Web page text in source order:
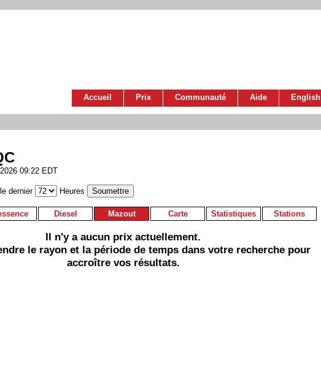
Accueil Prix Communauté Aide English
09:22 EDT
dernier Heures
Diesel Mazout Carte Statistiques Stations
Il n'y a aucun prix actuellement.
le rayon et la période de temps dans votre recherche pour
accroître vos résultats.